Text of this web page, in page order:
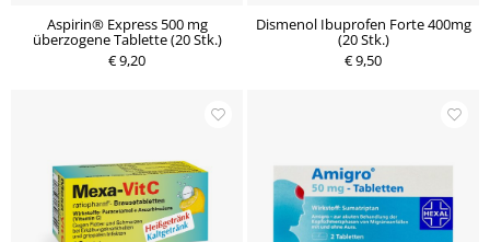
Aspirin® Express 500 mg
überzogene Tablette (20 Stk.)
€ 9,20
Dismenol Ibuprofen Forte 400mg
(20 Stk.)
€ 9,50